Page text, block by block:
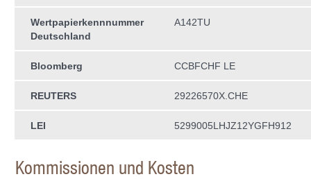
Wertpapierkenn­nummer
Deutschland
A142TU
Bloomberg CCBFCHF LE
REUTERS 29226570X.CHE
LEI 5299005LHJZ12YGFH912
Kommissionen und Kosten